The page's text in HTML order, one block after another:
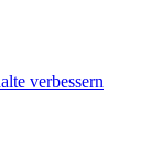
verbessern